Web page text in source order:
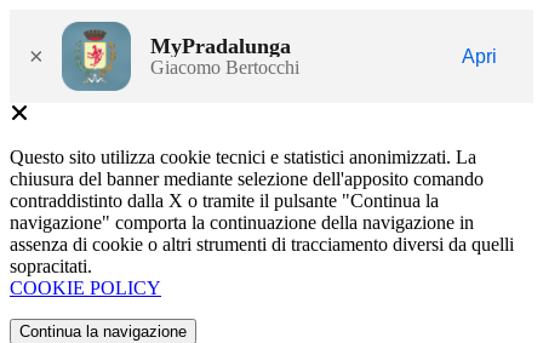
× MyPradalunga
Giacomo Bertocchi
Apri
Questo sito utilizza cookie tecnici e statistici anonimizzati. La
chiusura del banner mediante selezione dell'apposito comando
contraddistinto dalla X o tramite il pulsante "Continua la
navigazione" comporta la continuazione della navigazione in
assenza di cookie o altri strumenti di tracciamento diversi da quelli
sopracitati.
COOKIE POLICY
Continua la navigazione